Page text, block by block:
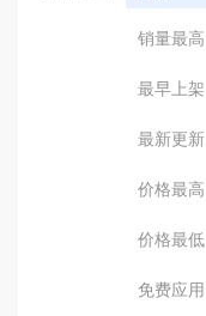
销量最高
最早上架
最新更新
价格最高
价格最低
免费应用